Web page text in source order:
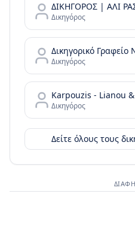
ΔΙΚΗΓΟΡΟΣ | ΑΛΙ
Δικηγόρος
Δικηγόρος
Karpouzis - Lianou
Δικηγόρος
Δείτε όλους τους